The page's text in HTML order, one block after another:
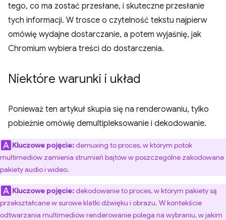
tego, co ma zostać przesłane, i skuteczne przesłanie
tych informacji. W trosce o czytelność tekstu najpierw
omówię wydajne dostarczanie, a potem wyjaśnię, jak
Chromium wybiera treści do dostarczenia.
Niektóre warunki i układ
Ponieważ ten artykuł skupia się na renderowaniu, tylko
pobieżnie omówię demultipleksowanie i dekodowanie.
Kluczowe pojęcie:demuxing to proces, w którym potok
multimediów zamienia strumień bajtów w poszczególne zakodowane
pakiety audio i wideo.
Kluczowe pojęcie:dekodowanie to proces, w którym pakiety są
przekształcane w surowe klatki dźwięku i obrazu. W kontekście
odtwarzania multimediów renderowanie polega na wybraniu, w jakim